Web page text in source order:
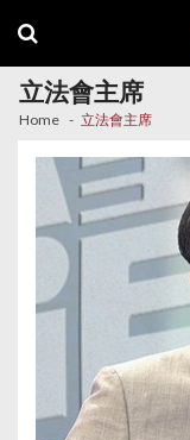
navigation
content
立法會主席
Home 立法會主席